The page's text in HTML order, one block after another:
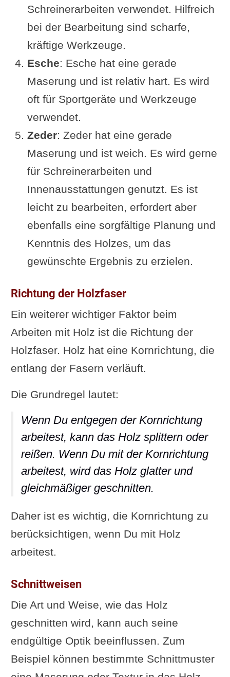
Schreinerarbeiten verwendet. Hilfreich
bei der Bearbeitung sind scharfe,
kräftige Werkzeuge.
Esche: Esche hat eine gerade
Maserung und ist relativ hart. Es wird
oft für Sportgeräte und Werkzeuge
verwendet.
Zeder: Zeder hat eine gerade
Maserung und ist weich. Es wird gerne
für Schreinerarbeiten und
Innenausstattungen genutzt. Es ist
leicht zu bearbeiten, erfordert aber
ebenfalls eine sorgfältige Planung und
Kenntnis des Holzes, um das
gewünschte Ergebnis zu erzielen.
Richtung der Holzfaser
Ein weiterer wichtiger Faktor beim
Arbeiten mit Holz ist die Richtung der
Holzfaser. Holz hat eine Kornrichtung, die
entlang der Fasern verläuft.
Die Grundregel lautet:
Wenn Du entgegen der Kornrichtung
arbeitest, kann das Holz splittern oder
reißen. Wenn Du mit der Kornrichtung
arbeitest, wird das Holz glatter und
gleichmäßiger geschnitten.
Daher ist es wichtig, die Kornrichtung zu
berücksichtigen, wenn Du mit Holz
arbeitest.
Schnittweisen
Die Art und Weise, wie das Holz
geschnitten wird, kann auch seine
endgültige Optik beeinflussen. Zum
Beispiel können bestimmte Schnittmuster